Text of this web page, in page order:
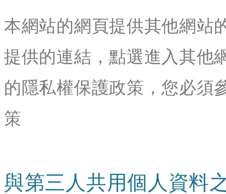
本網站的網頁提供其他網站
提供的連結，點選進入其他
的隱私權保護政策，您必須
策
與第三人共用個人資料